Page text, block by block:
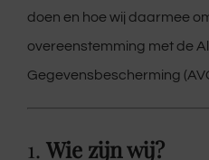
doen en hoe wij daarmee
overeenstemming met de
Gegevensbescherming
1. Wie zijn wij?